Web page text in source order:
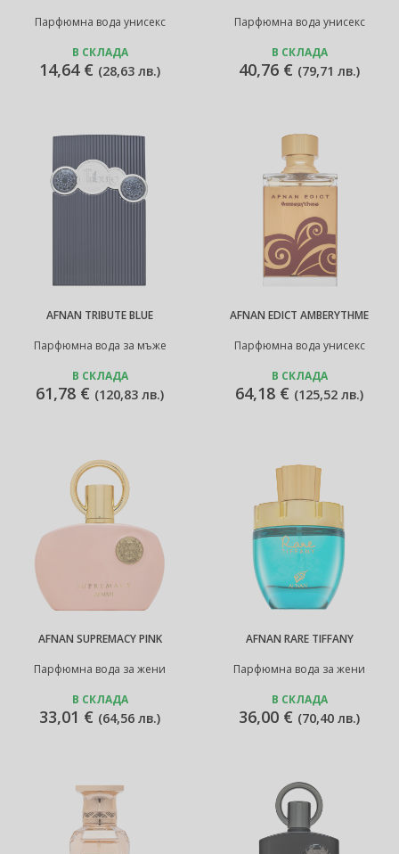
Парфюмна вода унисекс
В СКЛАДА
14,64 € (28,63 лв.)
Парфюмна вода унисекс
В СКЛАДА
40,76 € (79,71 лв.)
AFNAN TRIBUTE BLUE
Парфюмна вода за мъже
В СКЛАДА
61,78 € (120,83 лв.)
AFNAN EDICT AMBERYTHME
Парфюмна вода унисекс
В СКЛАДА
64,18 € (125,52 лв.)
AFNAN SUPREMACY PINK
Парфюмна вода за жени
В СКЛАДА
33,01 € (64,56 лв.)
AFNAN RARE TIFFANY
Парфюмна вода за жени
В СКЛАДА
36,00 € (70,40 лв.)